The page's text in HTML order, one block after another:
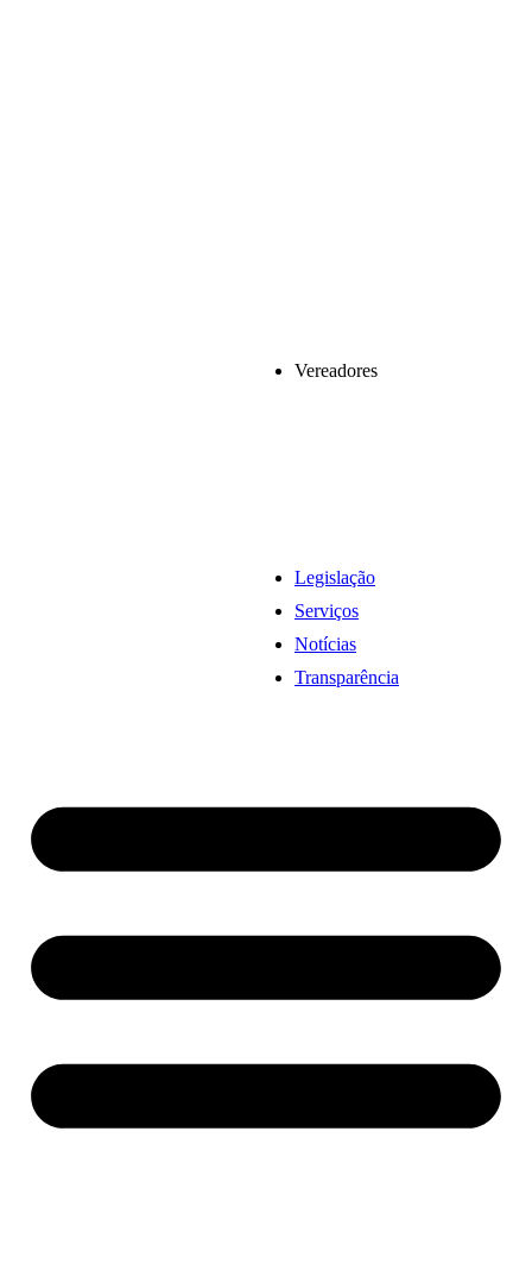
Vereadores
Legislação
Serviços
Notícias
Transparência